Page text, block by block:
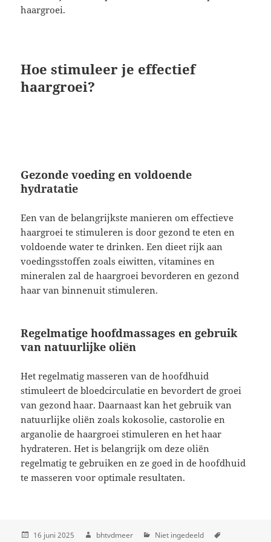
haargroei.
Hoe stimuleer je effectief
haargroei?
Gezonde voeding en voldoende
hydratatie
Een van de belangrijkste manieren om effectieve
haargroei te stimuleren is door gezond te eten en
voldoende water te drinken. Een dieet rijk aan
voedingsstoffen zoals eiwitten, vitamines en
mineralen zal de haargroei bevorderen en gezond
haar van binnenuit stimuleren.
Regelmatige hoofdmassages en gebruik
van natuurlijke oliën
Het regelmatig masseren van de hoofdhuid
stimuleert de bloedcirculatie en bevordert de groei
van gezond haar. Daarnaast kan het gebruik van
natuurlijke oliën zoals kokosolie, castorolie en
arganolie de haargroei stimuleren en het haar
hydrateren. Het is belangrijk om deze oliën
regelmatig te gebruiken en ze goed in de hoofdhuid
te masseren voor optimale resultaten.
16 juni 2025 bhtvdmeer
Niet ingedeeld